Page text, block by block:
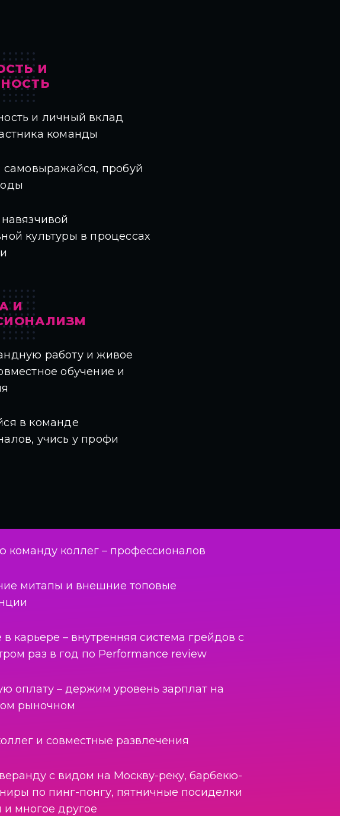
И
и личный вклад
команды
самовыражайся, пробуй
культуры в процессах
И
работу и живое
обучение и
в команде
учись у профи
команду коллег – профессионалов
митапы и внешние топовые
в карьере – внутренняя система грейдов с
раз в год по Performance review
оплату – держим уровень зарплат на
рыночном
и совместные развлечения
с видом на Москву-реку, барбекю-
по пинг-понгу, пятничные посиделки
многое другое